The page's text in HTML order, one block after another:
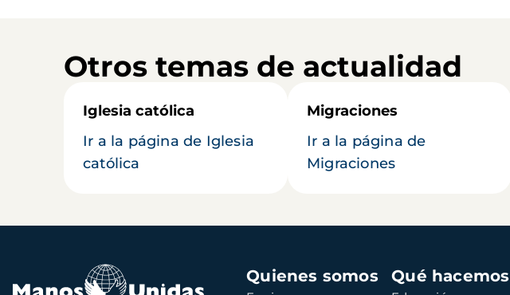
Otros temas de actualidad
Iglesia católica
Ir a la página de Iglesia
católica
Migraciones
Ir a la página de
Migraciones
Navegación
principal
Quienes somos Qué hacemos